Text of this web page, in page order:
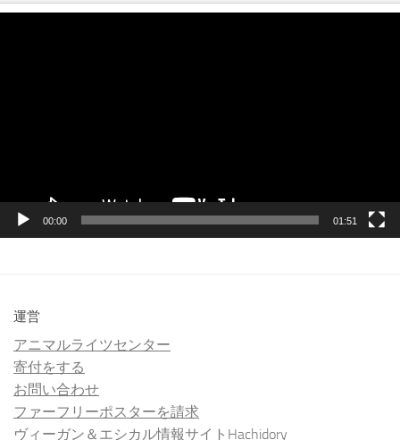
00:00 01:51
運営
アニマルライツセンター
寄付をする
お問い合わせ
ファーフリーポスターを請求
ヴィーガン＆エシカル情報サイトHachidory